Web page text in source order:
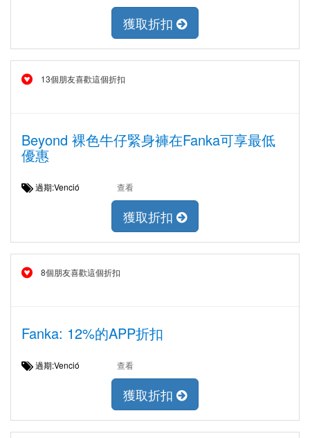
獲取折扣
13個朋友喜歡這個折扣
Beyond 裸色牛仔緊身褲在Fanka可享最低
優惠
過期:Venció 查看
獲取折扣
8個朋友喜歡這個折扣
Fanka: 12%的APP折扣
過期:Venció 查看
獲取折扣